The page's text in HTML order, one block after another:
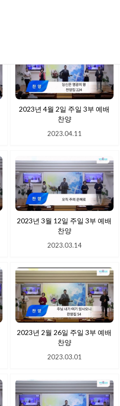
2023년 4월 2일 주일 3부 예배
찬양
2023.04.11
2023년 3월 12일 주일 3부 예배
찬양
2023.03.14
2023년 2월 26일 주일 3부 예배
찬양
2023.03.01